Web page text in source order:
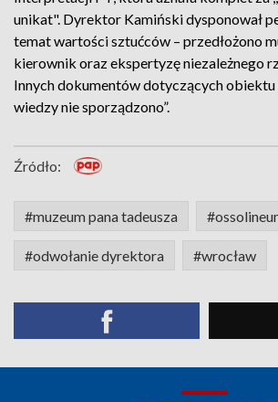
unikat". Dyrektor Kamiński dysponował
temat wartości sztućców – przedłożono
kierownik oraz ekspertyzę niezależnego
Innych dokumentów dotyczących obiektu
wiedzy nie sporządzono”.
Źródło:
#muzeum pana tadeusza
#odwołanie dyrektora #wrocław